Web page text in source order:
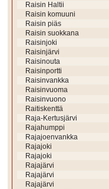
Raisin Haltii
Raisin komuuni
Raisin piäs
Raisin suokkana
Raisinjoki
Raisinjärvi
Raisinouta
Raisinportti
Raisinvankka
Raisinvuoma
Raisinvuono
Raitiskenttä
Raja-Kertusjärvi
Rajahumppi
Rajajoenvankka
Rajajoki
Rajajoki
Rajajärvi
Rajajärvi
Rajajärvi